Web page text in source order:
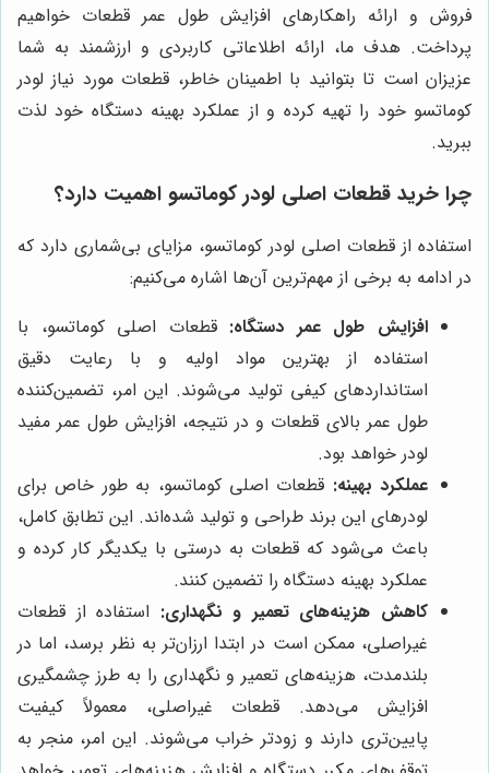
فروش و ارائه راهکارهای افزایش طول عمر قطعات خواهیم
پرداخت. هدف ما، ارائه اطلاعاتی کاربردی و ارزشمند به شما
عزیزان است تا بتوانید با اطمینان خاطر، قطعات مورد نیاز لودر
کوماتسو خود را تهیه کرده و از عملکرد بهینه دستگاه خود لذت
ببرید.
چرا خرید قطعات اصلی لودر کوماتسو اهمیت دارد؟
استفاده از قطعات اصلی لودر کوماتسو، مزایای بی‌شماری دارد که
در ادامه به برخی از مهم‌ترین آن‌ها اشاره می‌کنیم:
افزایش طول عمر دستگاه: قطعات اصلی کوماتسو، با
استفاده از بهترین مواد اولیه و با رعایت دقیق
استانداردهای کیفی تولید می‌شوند. این امر، تضمین‌کننده
طول عمر بالای قطعات و در نتیجه، افزایش طول عمر مفید
لودر خواهد بود.
عملکرد بهینه: قطعات اصلی کوماتسو، به طور خاص برای
لودرهای این برند طراحی و تولید شده‌اند. این تطابق کامل،
باعث می‌شود که قطعات به درستی با یکدیگر کار کرده و
عملکرد بهینه دستگاه را تضمین کنند.
کاهش هزینه‌های تعمیر و نگهداری: استفاده از قطعات
غیراصلی، ممکن است در ابتدا ارزان‌تر به نظر برسد، اما در
بلندمدت، هزینه‌های تعمیر و نگهداری را به طرز چشمگیری
افزایش می‌دهد. قطعات غیراصلی، معمولاً کیفیت
پایین‌تری دارند و زودتر خراب می‌شوند. این امر، منجر به